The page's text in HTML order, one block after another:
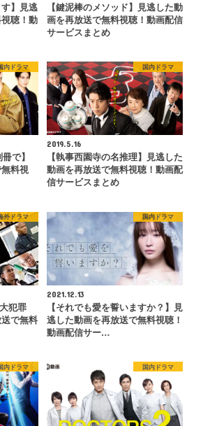
す】見逃
聴！動
【鍵泥棒のメソッド】見逃した動
画を再放送で無料視聴！動画配信
サービスまとめ
内ドラマ
で】
料視
国内ドラマ
2019.5.16
【執事西園寺の名推理】見逃した
動画を再放送で無料視聴！動画配
信サービスまとめ
外ドラマ
犯罪
で無料
国内ドラマ
2021.12.13
【それでも愛を誓いますか？】見
逃した動画を再放送で無料視聴！
動画配信サー…
内ドラマ 国内ドラマ